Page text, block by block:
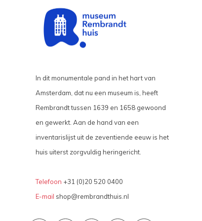
In dit monumentale pand in het hart van
Amsterdam, dat nu een museum is, heeft
Rembrandt tussen 1639 en 1658 gewoond
en gewerkt. Aan de hand van een
inventarislijst uit de zeventiende eeuw is het
huis uiterst zorgvuldig heringericht.
Telefoon +31 (0)20 520 0400
E-mail shop@rembrandthuis.nl